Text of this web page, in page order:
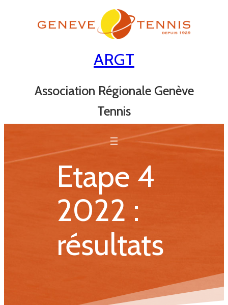
ARGT
Association Régionale Genève
Tennis
Etape 4
2022 :
résultats